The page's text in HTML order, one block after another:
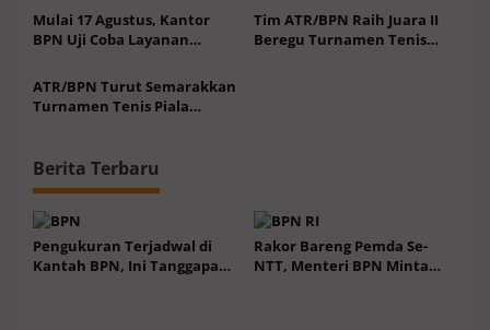
Berintegritas
Pertanahan
Mulai 17 Agustus, Kantor
BPN Uji Coba Layanan
Tim ATR/BPN Raih Juara II
Beregu Turnamen Tenis
ATR/BPN Turut Semarakkan
Turnamen Tenis Piala
Berita Terbaru
Pengukuran Terjadwal di
Kantah BPN, Ini Tanggapan
Rakor Bareng Pemda Se-
NTT, Menteri BPN Minta